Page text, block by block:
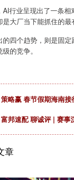
AI行业呈现出了一条
大厂当下能抓住的最
的四个趋势，则是固
的竞争。
策略赢 春节假期海南
富邦速配 聊诚评 | 赛事
章